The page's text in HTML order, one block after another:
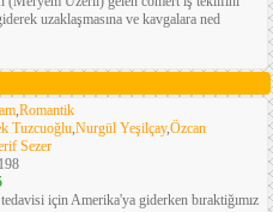
uzaklaşmasına ve kavgalara ned
,Romantik
Tuzcuoğlu,Nurgül Yeşilçay,Özcan
Sezer
için Amerika'ya giderken bıraktiğımız